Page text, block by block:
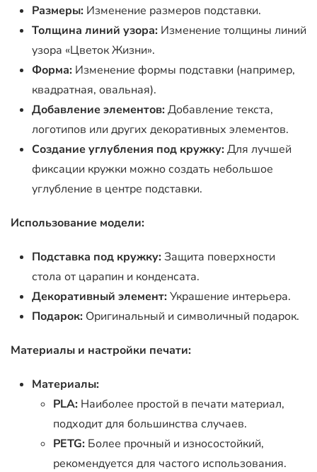
Размеры: Изменение размеров подставки.
Толщина линий узора: Изменение толщины линий
узора «Цветок Жизни».
Форма: Изменение формы подставки (например,
квадратная, овальная).
Добавление элементов:Добавление текста,
логотипов или других декоративных элементов.
Создание углубления под кружку:Для лучшей
фиксации кружки можно создать небольшое
углубление в центре подставки.
Использование модели:
Подставка под кружку:Защита поверхности
стола от царапин и конденсата.
Декоративный элемент:Украшение интерьера.
Подарок: Оригинальный и символичный подарок.
Материалы и настройки печати:
Материалы:
PLA: Наиболее простой в печати материал,
подходит для большинства случаев.
PETG: Более прочный и износостойкий,
рекомендуется для частого использования.